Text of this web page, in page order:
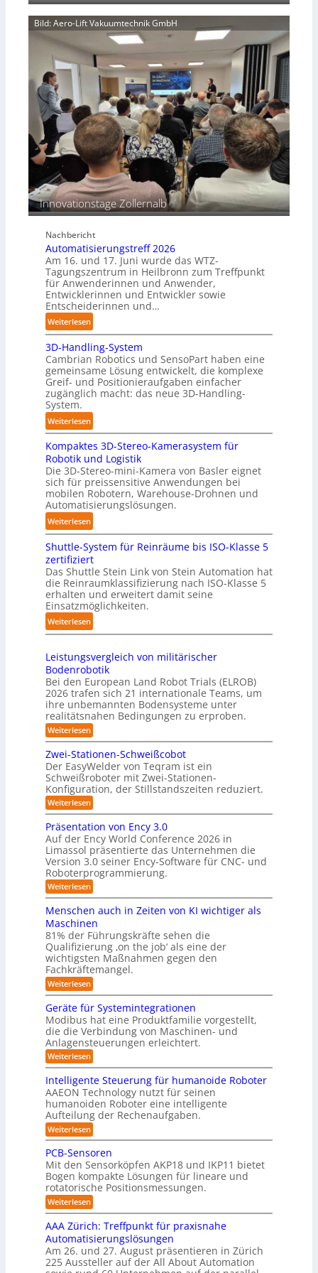
u
n
g
s
c
h
i
n
e
p
e
r
o
b
o
t
k
r
r
o
i
o
n
s
s
t
ä
i
g
e
P
o
l
y
m
e
r
l
a
g
e
r
f
ü
r
T
a
u
h
r
o
b
o
t
e
Bild: Aero-Lift Vakuumtechnik GmbH
Innovationstage Zollernalb
Nachbericht
Automatisierungstreff 2026
Am 16. und 17. Juni wurde das WTZ-
Tagungszentrum in Heilbronn zum Treffpunkt
für Anwenderinnen und Anwender,
Entwicklerinnen und Entwickler sowie
Entscheiderinnen und…
Weiterlesen:
A
u
t
o
m
t
i
s
i
e
r
u
n
g
s
t
r
e
f
f
0
6
3D-Handling-System
Cambrian Robotics und SensoPart haben eine
gemeinsame Lösung entwickelt, die komplexe
Greif- und Positionieraufgaben einfacher
zugänglich macht: das neue 3D-Handling-
System.
Weiterlesen:
3
D
-
H
a
n
d
l
n
g
-
S
y
s
t
m
Kompaktes 3D-Stereo-Kamerasystem für
Robotik und Logistik
Die 3D-Stereo-mini-Kamera von Basler eignet
sich für preissensitive Anwendungen bei
mobilen Robotern, Warehouse-Drohnen und
Automatisierungslösungen.
Weiterlesen:
K
o
m
p
a
k
t
e
3
D
-
S
t
e
r
e
o
-
K
a
m
e
r
a
s
y
s
t
e
m
f
ü
r
R
o
b
o
t
i
u
n
d
L
o
g
i
s
t
i
k
Shuttle-System für Reinräume bis ISO-Klasse 5
zertifiziert
Das Shuttle Stein Link von Stein Automation hat
die Reinraumklassifizierung nach ISO-Klasse 5
erhalten und erweitert damit seine
Einsatzmöglichkeiten.
Weiterlesen:
S
u
t
t
l
e
-
S
y
s
t
e
m
f
ü
r
R
e
i
r
ä
u
m
e
b
i
s
I
S
O
-
K
l
a
s
s
5
z
e
r
t
i
f
i
z
Leistungsvergleich von militärischer
Bodenrobotik
Bei den European Land Robot Trials (ELROB)
2026 trafen sich 21 internationale Teams, um
ihre unbemannten Bodensysteme unter
realitätsnahen Bedingungen zu erproben.
Weiterlesen:
L
e
i
s
t
u
n
g
s
v
e
r
g
l
e
i
c
h
v
o
n
m
i
l
i
t
ä
r
i
s
c
h
e
r
B
o
d
e
n
r
o
o
t
i
k
Zwei-Stationen-Schweißcobot
Der EasyWelder von Teqram ist ein
Schweißroboter mit Zwei-Stationen-
Konfiguration, der Stillstandszeiten reduziert.
Weiterlesen:
Z
w
e
i
-
S
t
a
t
i
o
n
e
n
-
S
c
h
w
i
ß
c
o
b
o
t
Präsentation von Ency 3.0
Auf der Ency World Conference 2026 in
Limassol präsentierte das Unternehmen die
Version 3.0 seiner Ency-Software für CNC- und
Roboterprogrammierung.
Weiterlesen:
P
ä
s
e
n
t
a
t
i
o
n
v
o
n
E
n
c
y
3
.
0
Menschen auch in Zeiten von KI wichtiger als
Maschinen
81% der Führungskräfte sehen die
Qualifizierung ‚on the job‘ als eine der
wichtigsten Maßnahmen gegen den
Fachkräftemangel.
Weiterlesen:
M
n
s
c
h
e
n
u
c
h
i
n
Z
e
i
t
e
n
v
o
n
K
I
w
i
c
Geräte für Systemintegrationen
Modibus hat eine Produktfamilie vorgestellt,
die die Verbindung von Maschinen- und
Anlagensteuerungen erleichtert.
Weiterlesen:
G
e
r
ä
t
e
f
ü
S
y
s
t
e
m
i
n
t
e
g
r
Intelligente Steuerung für humanoide Roboter
AAEON Technology nutzt für seinen
humanoiden Roboter eine intelligente
Aufteilung der Rechenaufgaben.
Weiterlesen:
I
t
e
l
i
g
e
n
t
e
S
t
PCB-Sensoren
Mit den Sensorköpfen AKP18 und IKP11 bietet
Bogen kompakte Lösungen für lineare und
rotatorische Positionsmessungen.
Weiterlesen:
P
C
B
-
S
e
n
AAA Zürich: Treffpunkt für praxisnahe
Automatisierungslösungen
Am 26. und 27. August präsentieren in Zürich
225 Aussteller auf der All About Automation